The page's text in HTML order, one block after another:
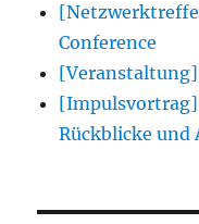
Conference
[Veranstaltung]
[Impulsvortrag]
Rückblicke und